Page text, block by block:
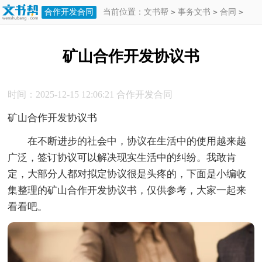
合作开发合同 当前位置： 文书帮 > 事务文书 > 合同 >
矿山合作开发协议书
时间：2025-12-15 12:06:21 合作开发合同
矿山合作开发协议书
在不断进步的社会中，协议在生活中的使用越来越
广泛，签订协议可以解决现实生活中的纠纷。我敢肯
定，大部分人都对拟定协议很是头疼的，下面是小编收
集整理的矿山合作开发协议书，仅供参考，大家一起来
看看吧。